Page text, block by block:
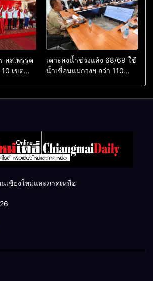
สส.พรรค
10 เขต
เคาะส่งน้ำช่วงแล้ง 68/69 ใช้
น้ำเขื่อนแม่กวงฯ กว่า 110
เชียงใหม่และภาคเหนือ